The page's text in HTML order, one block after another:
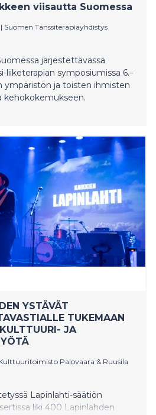
viisautta Suomessa
| Suomen Tanssiterapiayhdistys
järjestettävässä
liiketerapian symposiumissa 6.–
ympäristön ja toisten ihmisten
kehokokemukseen.
YSTÄVÄT
TUKEMAAN
JA
Palovaara & Ruusila
Lapinlahti-säätiön
liki 400 Lapinlahden